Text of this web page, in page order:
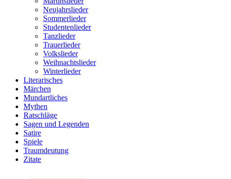
Neujahrslieder
Sommerlieder
Studentenlieder
Tanzlieder
Trauerlieder
Volkslieder
Weihnachtslieder
Winterlieder
Literarisches
Märchen
Mundartliches
Mythen
Ratschläge
Sagen und Legenden
Satire
Spiele
Traumdeutung
Zitate